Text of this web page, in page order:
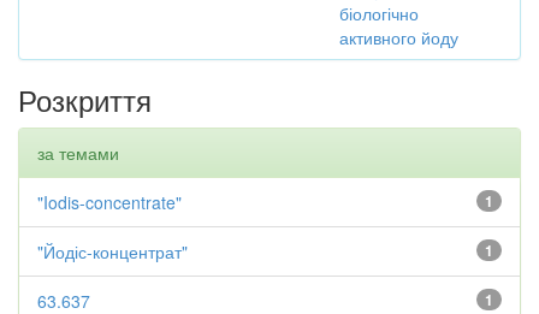
біологічно
активного йоду
Розкриття
за темами
1
"Iodis-concentrate"
1
"Йодіс-концентрат"
1
63.637